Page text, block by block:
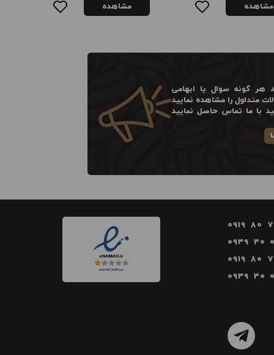
مشاهده مشاهده
هر گونه سوال یا ابهامی
متداول را مشاهده نمایید
با ما تماس حاصل نمایید
0919 80
0939 30
0919 80
0939 30